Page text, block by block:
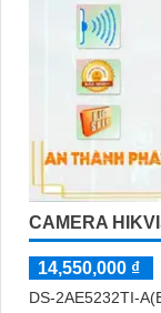
CAMERA
14,550,000 ₫
DS-2AE5232TI-